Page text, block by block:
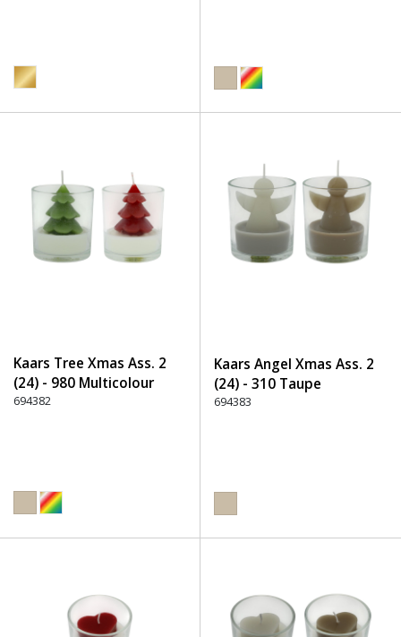
Kaars Tree Xmas Ass. 2
(24) - 980 Multicolour
694382
Kaars Angel Xmas Ass. 2
(24) - 310 Taupe
694383